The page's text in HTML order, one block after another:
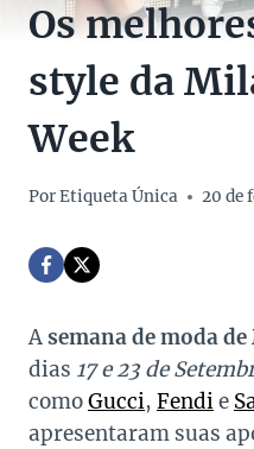
Os
style da
Week
PorEtiqueta Única 20 de
Asemana de moda
dias 17 e 23 de
comoGucci, Fendie
apresentaram suas